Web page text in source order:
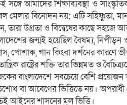
সঙ্গে আমাদের শিক্ষাব্যবস্থা ও
মেলার বিনোদন নয়; এটি সহিষ্ণুতা,
তারা উগ্রতা ও বিদ্বেষের কাছে সহজে
জন্মই হয়েছিল বৈষম্য,
পোশাক, গান কিংবা দর্শনের কারণে
রাষ্ট্রের শক্তি তার ভিন্নমত ও
বাংলাদেশে সবচেয়ে বেশি
বা আবেগের ভিত্তিতে নয়।
আইনের শাসনের মূল ভিত্তি।